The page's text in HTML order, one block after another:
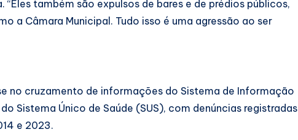
também são expulsos de bares e de prédios públicos,
a Câmara Municipal. Tudo isso é uma agressão ao ser
no cruzamento de informações do Sistema de Informação
Sistema Único de Saúde (SUS), com denúncias registradas
e 2023.